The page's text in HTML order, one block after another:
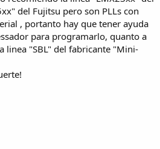
del Fujitsu pero son PLLs con
, portanto hay que tener ayuda
para programarlo, quanto a
linea "SBL" del fabricante "Mini-